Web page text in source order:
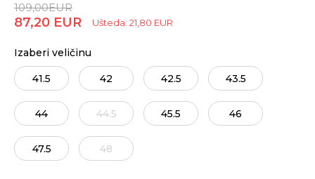
109,00EUR
87,20 EUR Ušteda: 21,80 EUR
Izaberi veličinu
41.5 42 42.5 43.5
44 44.5 45.5 46
47.5 48